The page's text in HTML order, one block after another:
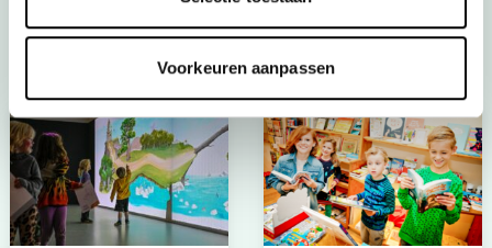
Voorkeuren aanpassen
Bekijk het aanbod